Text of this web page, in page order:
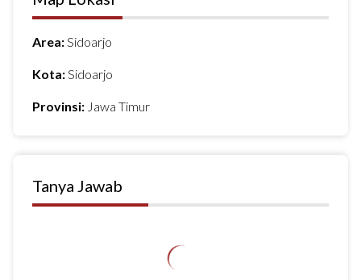
Area:Sidoarjo
Kota:Sidoarjo
Provinsi: Jawa Timur
Tanya Jawab